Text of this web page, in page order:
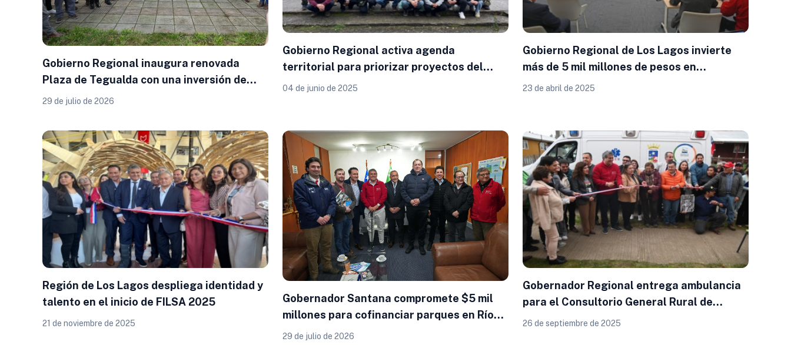
Gobierno Regional inaugura renovada
Plaza de Tegualda con una inversión de
$154 millones
29 de julio de 2026
Gobierno Regional activa agenda
territorial para priorizar proyectos del
Plan de Zonas Extremas en Palena y
04 de junio de 2025
Gobierno Regional de Los Lagos invierte
más de 5 mil millones de pesos en
proyectos para Llanquihue, Palena y Chiloé
23 de abril de 2025
Región de Los Lagos despliega identidad y
talento en el inicio de FILSA 2025
21 de noviembre de 2025
Gobernador Santana compromete $5 mil
millones para cofinanciar parques en Río
Negro y Puerto Montt
29 de julio de 2026
Gobernador Regional entrega ambulancia
para el Consultorio General Rural de
Tegualda en Fresia
26 de septiembre de 2025